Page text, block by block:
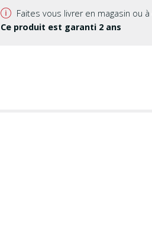
v Faites vous livrer en magasin ou
Ce produit est garanti 2 ans